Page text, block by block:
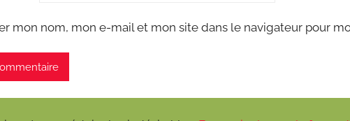
mon nom, mon e-mail et mon site dans le navigateur pour